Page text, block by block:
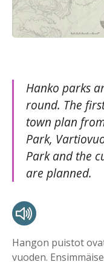
Hanko parks
round. The
town plan
Park,
Park and the
are planned.
Hangon puistot
vuoden.